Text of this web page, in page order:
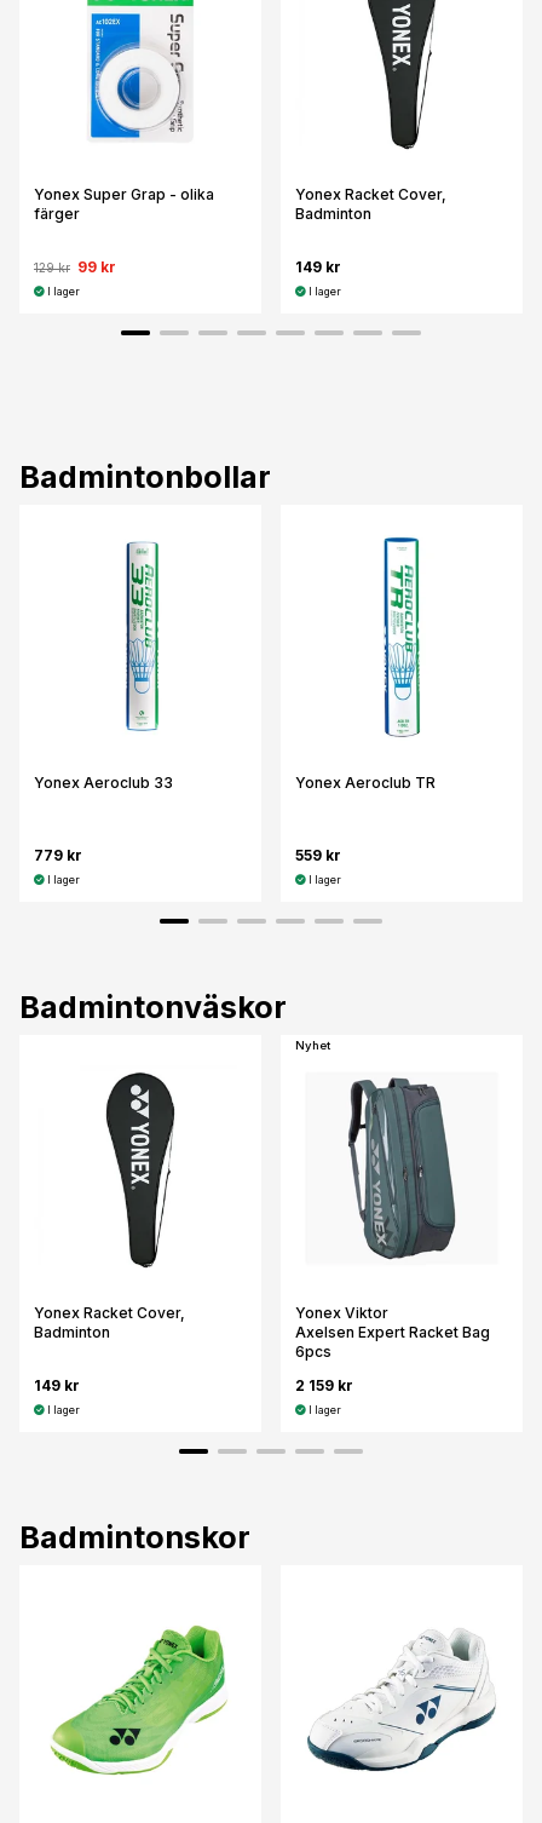
Yonex Super Grap - olika
färger
129 kr 99 kr
I lager
Yonex Racket Cover,
Badminton
149 kr
I lager
Badmintonbollar
Yonex Aeroclub 33
779 kr
I lager
Yonex Aeroclub TR
559 kr
I lager
Badmintonväskor
Yonex Racket Cover,
Badminton
149 kr
I lager
Nyhet
Yonex Viktor
Axelsen Expert Racket Bag
6pcs
2 159 kr
I lager
Badmintonskor